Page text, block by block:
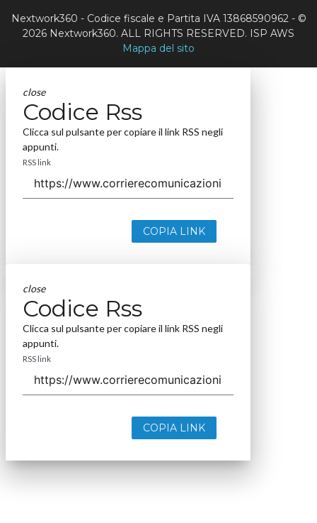
Nextwork360 - Codice fiscale e Partita IVA 13868590962 - ©
2026 Nextwork360. ALL RIGHTS RESERVED. ISP AWS
Mappa del sito
close
Codice Rss
Clicca sul pulsante per copiare il link RSS negli
appunti.
RSS link
COPIA LINK
close
Codice Rss
Clicca sul pulsante per copiare il link RSS negli
appunti.
RSS link
COPIA LINK